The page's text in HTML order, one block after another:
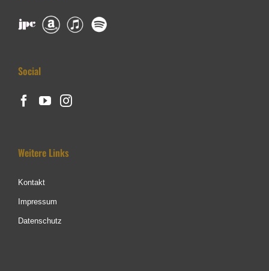
Social
Weitere Links
Kontakt
Impressum
Datenschutz